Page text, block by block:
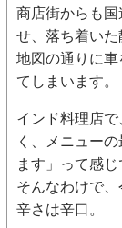
商店街からも
せ、落ち着いた
地図の通りに
てしまいます。
インド料理店
く、メニュー
ます」って感じ
そんなわけで、
辛さは辛口。